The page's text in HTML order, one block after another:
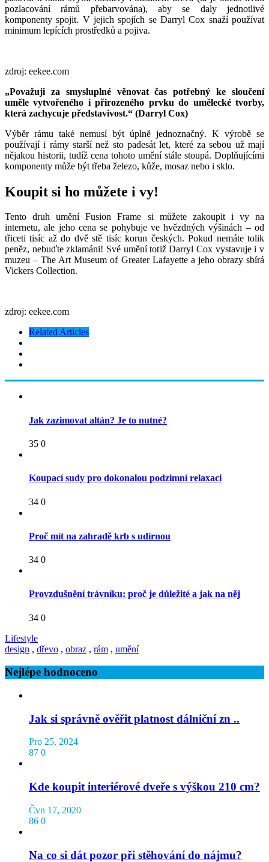
pozlacování rámů přebarvována), aby se daly jednotlivé
komponenty spojit. V jejich spojích se Darryl Cox snaží používat
minimum lepících prostředků a pojiva.
zdroj: eekee.com
„Považuji za smysluplné věnovat čas potřebný ke sloučení
uměle vytvořeného i přirozeného prvku do umělecké tvorby,
která zachycuje představivost.“ (Darryl Cox)
Výběr rámu také nemusí být úplně jednoznačný. K výrobě se
používají i rámy starší než sto padesát let, které za sebou už mají
nějakou historii, tudíž cena tohoto umění stále stoupá. Doplňujícími
komponenty může být třeba železo, kůže, mosaz nebo i sklo.
Koupit si ho můžete i vy!
Tento druh umění Fusion Frame si můžete zakoupit i vy na
internetu, ale jeho cena se pohybuje ve hvězdných výšinách – od
třiceti tisíc až do dvě stě tisíc korun českých. Pokud nemáte tolik
peněz, nebuďte zklamáni! Své umění totiž Darryl Cox vystavuje i v
muzeu – The Art Museum of Greater Lafayette a jeho obrazy sbírá
Vickers Collection.
zdroj: eekee.com
Related Articles
Jak zazimovat altán? Je to nutné?
35 0
Koupací sudy pro dokonalou podzimní relaxaci
34 0
Proč mít na zahradě krb s udírnou
34 0
Provzdušnění trávníku: proč je důležité a jak na něj
34 0
Lifestyle
design , dřevo , obraz , rám , umění
Nejlépe hodnoceno
Jak si správně ověřit platnost dálniční zn ..
Pro 25, 2024
87 0
Kde koupit interiérové dveře s výškou 210 cm?
Čvn 17, 2020
86 0
Na co si dát pozor při stěhování do nájmu?